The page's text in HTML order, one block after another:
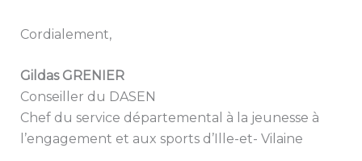
Cordialement,
Gildas GRENIER
Conseiller du DASEN
Chef du service départemental à la jeunesse à
l’engagement et aux sports d’Ille-et- Vilaine